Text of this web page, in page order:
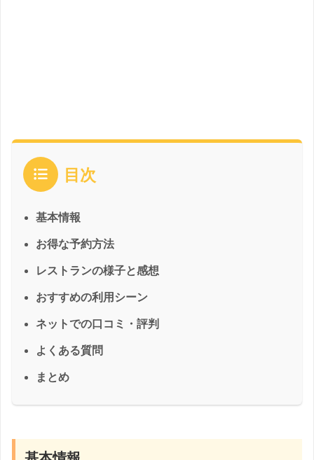
目次
基本情報
お得な予約方法
レストランの様子と感想
おすすめの利用シーン
ネットでの口コミ・評判
よくある質問
まとめ